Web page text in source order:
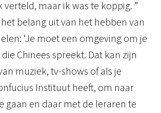
maar ik was te koppig. ”
belang uit van het hebben van
‘Je moet een omgeving om je
Chinees spreekt. Dat kan zijn
muziek, tv-shows of als je
Instituut heeft, om naar
gaan en daar met de leraren te